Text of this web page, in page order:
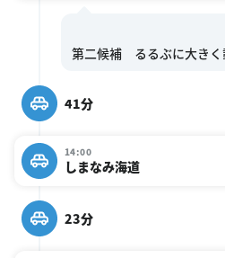
41分
14:00
しまなみ海道
23分